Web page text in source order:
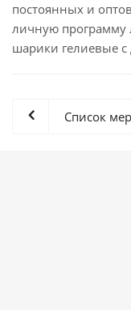
постоянных и
личную программу
шарики гелиевые с
Список